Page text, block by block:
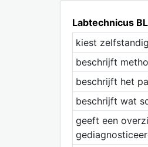
Labtechnicus
kiest
beschrijft
beschrijft het
beschrijft wat
geeft een